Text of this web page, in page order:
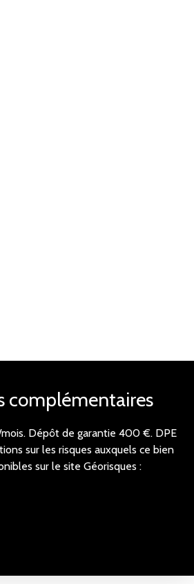
complémentaires
Dépôt de garantie 400 €. DPE
sur les risques auxquels ce bien
sur le site Géorisques :